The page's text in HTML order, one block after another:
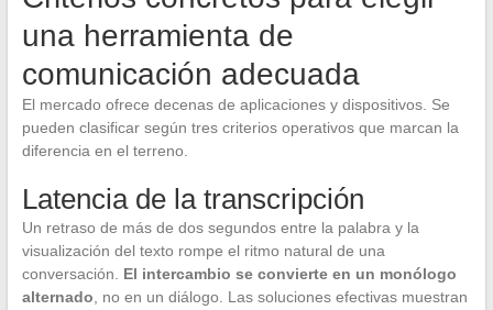
una herramienta de
comunicación adecuada
El mercado ofrece decenas de aplicaciones y dispositivos. Se
pueden clasificar según tres criterios operativos que marcan la
diferencia en el terreno.
Latencia de la transcripción
Un retraso de más de dos segundos entre la palabra y la
visualización del texto rompe el ritmo natural de una
conversación. El intercambio se convierte en un monólogo
alternado , no en un diálogo. Las soluciones efectivas muestran